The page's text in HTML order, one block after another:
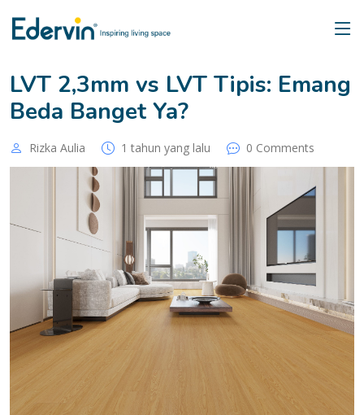
LVT 2,3mm vs LVT Tipis: Emang
Beda Banget Ya?
Rizka Aulia 1 tahun yang lalu 0 Comments